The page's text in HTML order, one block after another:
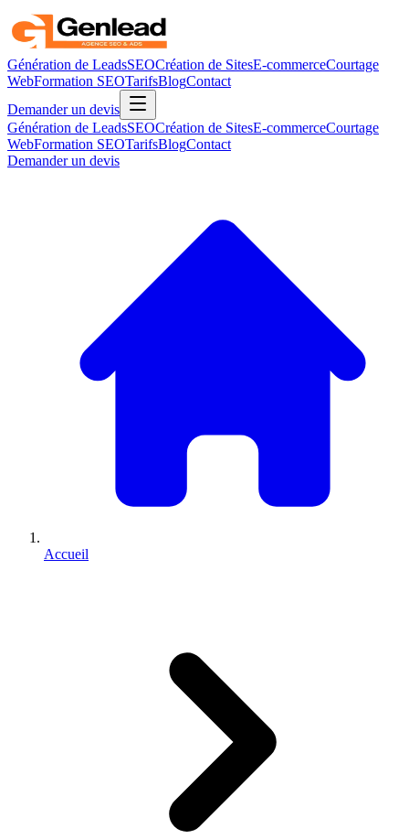
Génération de LeadsSEOCréation de SitesE-commerceCourtage
WebFormation SEOTarifsBlogContact
Demander un devis
Génération de LeadsSEOCréation de SitesE-commerceCourtage
WebFormation SEOTarifsBlogContact
Demander un devis
Accueil